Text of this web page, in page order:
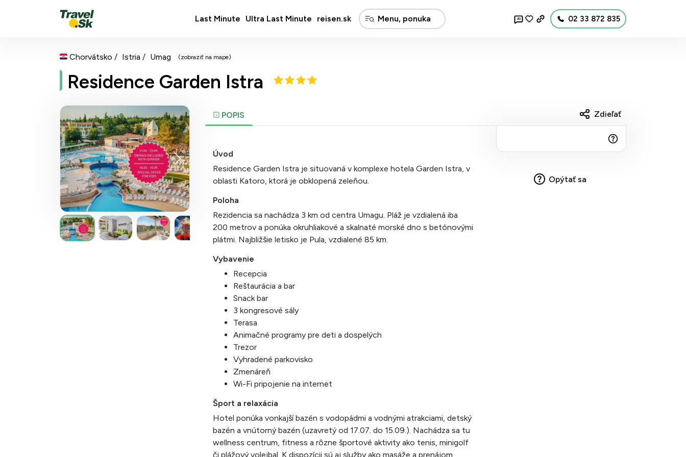
Last Minute Ultra Last Minute reisen.sk AI 02 33 872 835
Chorvátsko Istria Umag (zobraziť na mape)
Residence Garden Istra
POPIS
Úvod
Residence Garden Istra je situovaná v komplexe hotela Garden Istra, v
oblasti Katoro, ktorá je obklopená zeleňou.
Poloha
Rezidencia sa nachádza 3 km od centra Umagu. Pláž je vzdialená iba
200 metrov a ponúka okruhliakové a skalnaté morské dno s betónovými
plátmi. Najbližšie letisko je Pula, vzdialené 85 km.
Vybavenie
Recepcia
Reštaurácia a bar
Snack bar
3 kongresové sály
Terasa
Animačné programy pre deti a dospelých
Trezor
Vyhradené parkovisko
Zmenáreň
Wi-Fi pripojenie na internet
Šport a relaxácia
Hotel ponúka vonkajší bazén s vodopádmi a vodnými atrakciami, detský
bazén a vnútorný bazén (uzavretý od 17.07. do 15.09.). Nachádza sa tu
wellness centrum, fitness a rôzne športové aktivity ako tenis, minigolf
či plážový volejbal. K dispozícii sú aj služby ako masáže a prenájom
Zdieľať
Opýtať sa